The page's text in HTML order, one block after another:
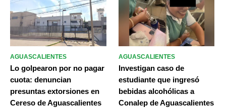
AGUASCALIENTES
Lo golpearon por no pagar
cuota: denuncian
presuntas extorsiones en
Cereso de Aguascalientes
AGUASCALIENTES
Investigan caso de
estudiante que ingresó
bebidas alcohólicas a
Conalep de Aguascalientes